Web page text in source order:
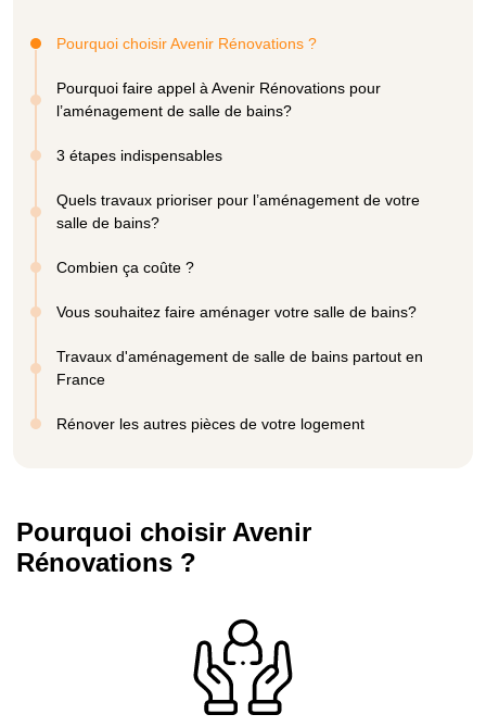
Pourquoi choisir Avenir Rénovations ?
Pourquoi faire appel à Avenir Rénovations pour
l’aménagement de salle de bains?
3 étapes indispensables
Quels travaux prioriser pour l’aménagement de votre
salle de bains?
Combien ça coûte ?
Vous souhaitez faire aménager votre salle de bains?
Travaux d'aménagement de salle de bains partout en
France
Rénover les autres pièces de votre logement
Pourquoi choisir Avenir
Rénovations ?